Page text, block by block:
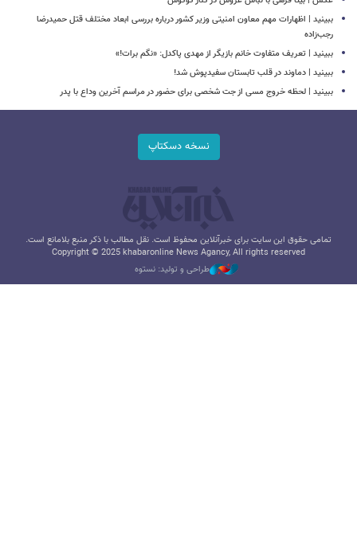
ببینید | اظهارات مهم معاون امنیتی وزیر کشور درباره بررسی ابعاد مختلف قتل حمیدرضا
رجب‌زاده
ببینید | تعریف متفاوت خانم بازیگر از مهدی پاکدل: «نگم برات!»
ببینید | دماوند در قلب تابستان سفیدپوش شد!
ببینید | لحظه خروج مسی از جت شخصی برای حضور در مراسم آخرین وداع با پدر
نسخه دسکتاپ
تمامی حقوق این سایت برای خبرآنلاین محفوظ است. نقل مطالب با ذکر منبع بلامانع است.
Copyright © 2025 khabaronline News Agancy, All rights reserved
طراحی و تولید: نستوه